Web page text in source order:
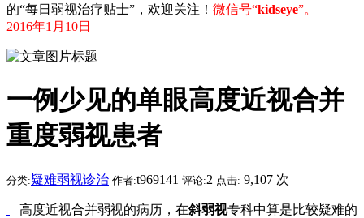
的“每日弱视治疗贴士”，欢迎关注！ 微信号“kidseye”。——
2016年1月10日
一例少见的单眼高度近视合并
重度弱视患者
分类:疑难弱视诊治 作者:t969141 评论:2 点击: 9,107 次
高度近视合并弱视的病历，在斜弱视专科中算是比较疑难的